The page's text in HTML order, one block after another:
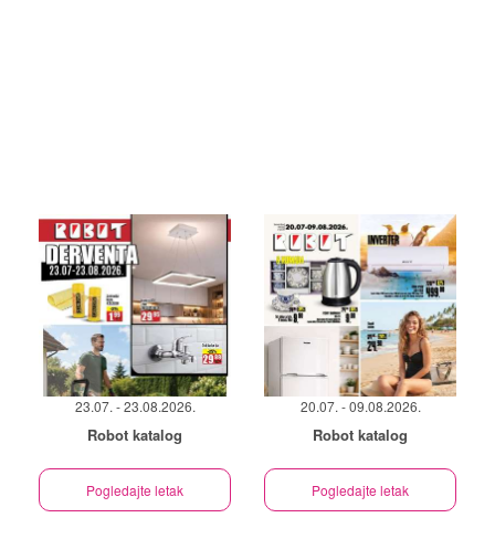
23.07. - 23.08.2026.
Robot katalog
Pogledajte letak
20.07. - 09.08.2026.
Robot katalog
Pogledajte letak